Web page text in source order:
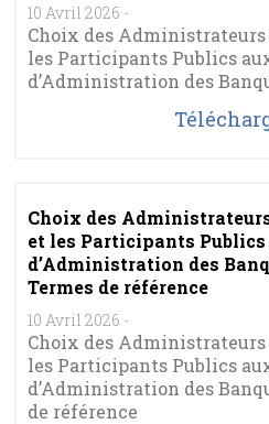
10 Avril 2026 -
Choix des Administrateurs
les Participants Publics
d’Administration des
Choix des
et les Participants
d’Administration des
Termes de référence
10 Avril 2026 -
Choix des Administrateurs
les Participants Publics
d’Administration des
de référence